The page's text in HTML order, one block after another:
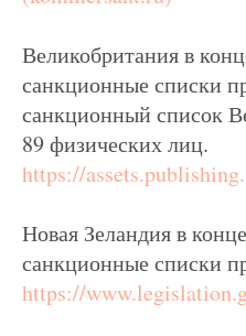
Великобритания в
санкционные списки
санкционный список
89 физических лиц.
https://
Новая Зеландия в
санкционные списки
https://